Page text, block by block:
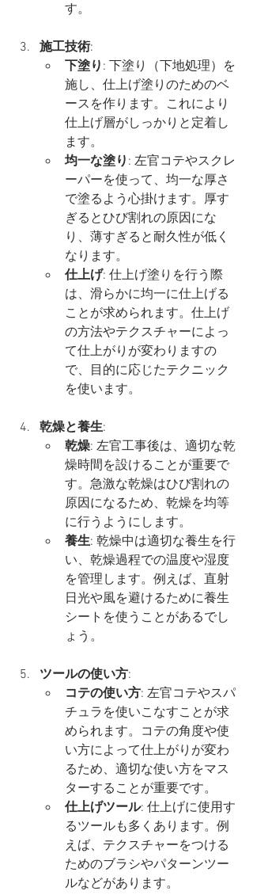
す。
施工技術:
下塗り : 下塗り（下地処理）を
施し、仕上げ塗りのためのベ
ースを作ります。これにより
仕上げ層がしっかりと定着し
ます。
均一な塗り : 左官コテやスクレ
ーパーを使って、均一な厚さ
で塗るよう心掛けます。厚す
ぎるとひび割れの原因にな
り、薄すぎると耐久性が低く
なります。
仕上げ: 仕上げ塗りを行う際
は、滑らかに均一に仕上げる
ことが求められます。仕上げ
の方法やテクスチャーによっ
て仕上がりが変わりますの
で、目的に応じたテクニック
を使います。
乾燥と養生:
乾燥: 左官工事後は、適切な乾
燥時間を設けることが重要で
す。急激な乾燥はひび割れの
原因になるため、乾燥を均等
に行うようにします。
養生: 乾燥中は適切な養生を行
い、乾燥過程での温度や湿度
を管理します。例えば、直射
日光や風を避けるために養生
シートを使うことがあるでし
ょう。
ツールの使い方:
コテの使い方: 左官コテやスパ
チュラを使いこなすことが求
められます。コテの角度や使
い方によって仕上がりが変わ
るため、適切な使い方をマス
ターすることが重要です。
仕上げツール: 仕上げに使用す
るツールも多くあります。例
えば、テクスチャーをつける
ためのブラシやパターンツー
ルなどがあります。